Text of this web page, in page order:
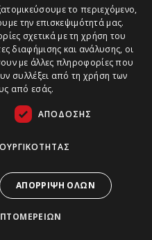
το περιεχόμενο,
την επισκεψιμότητά μας.
σχετικά με τη χρήση του
διαφήμισης και ανάλυσης, οι
με άλλες πληροφορίες που
συλλέξει από τη χρήση των
από εσάς.
ΑΠΌΔΟΣΗΣ
ΑΠΌΡΡΙΨΗ ΌΛΩΝ